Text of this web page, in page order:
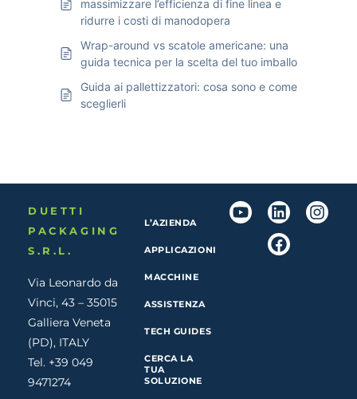
massimizzare l’efficienza di fine linea e
ridurre i costi di manodopera
Wrap-around vs scatole americane: una
guida tecnica per la scelta del tuo imballo
Guida ai pallettizzatori: cosa sono e come
sceglierli
DUETTI
PACKAGING
S.R.L.
Via Leonardo da
Vinci, 43 – 35015
Galliera Veneta
(PD), ITALY
Tel. +39 049
9471274
L’AZIENDA
APPLICAZIONI
MACCHINE
ASSISTENZA
TECH GUIDES
CERCA LA
TUA
SOLUZIONE